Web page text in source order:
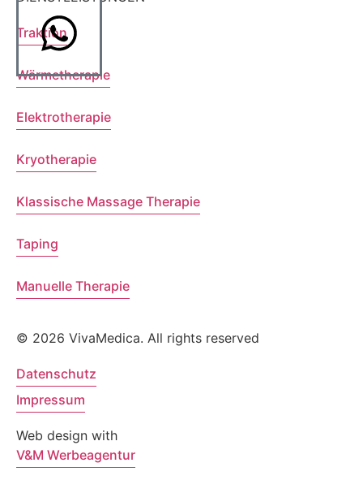
Traktion
Wärmetherapie
Elektrotherapie
Kryotherapie
Klassische Massage Therapie
Taping
Manuelle Therapie
© 2026 VivaMedica. All rights reserved
Datenschutz
Impressum
Web design with
V&M Werbeagentur